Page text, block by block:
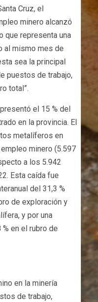
Cruz, el
minero alcanzó
que representa una
al mismo mes de
sea la principal
puestos de trabajo,
total”.
el 15 % del
en la provincia. El
metalíferos en
minero (5.597
a los 5.942
Esta caída fue
del 31,3 %
de exploración y
y por una
en el rubro de
en la minería
de trabajo,